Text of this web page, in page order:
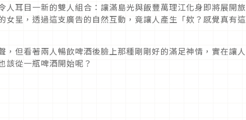
人耳目一新的雙人組合：讓滿島光與飯豐萬理江化身即將展開旅
女星，透過這支廣告的自然互動，竟讓人產生「欸？感覺真有這
，但看著兩人暢飲啤酒後臉上那種剛剛好的滿足神情，實在讓人
該從一瓶啤酒開始呢？